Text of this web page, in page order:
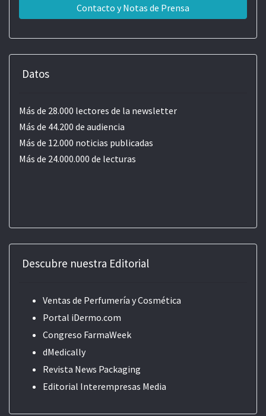
Contacto y Notas de Prensa
Datos
Más de 28.000 lectores de la newsletter
Más de 44.200 de audiencia
Más de 12.000 noticias publicadas
Más de 24.000.000 de lecturas
Descubre nuestra Editorial
Ventas de Perfumería y Cosmética
Portal iDermo.com
Congreso FarmaWeek
dMedically
Revista News Packaging
Editorial Interempresas Media